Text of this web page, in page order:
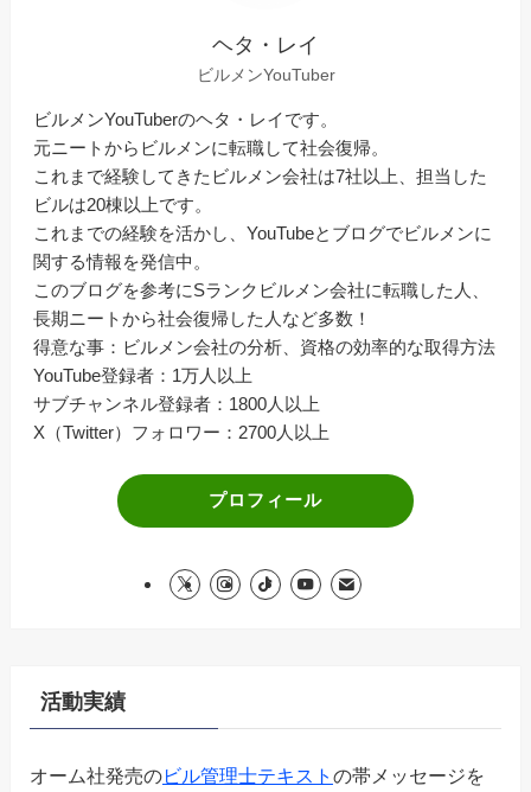
ヘタ・レイ
ビルメンYouTuber
ビルメンYouTuberのヘタ・レイです。
元ニートからビルメンに転職して社会復帰。
これまで経験してきたビルメン会社は7社以上、担当した
ビルは20棟以上です。
これまでの経験を活かし、YouTubeとブログでビルメンに
関する情報を発信中。
このブログを参考にSランクビルメン会社に転職した人、
長期ニートから社会復帰した人など多数！
得意な事：ビルメン会社の分析、資格の効率的な取得方法
YouTube登録者：1万人以上
サブチャンネル登録者：1800人以上
X（Twitter）フォロワー：2700人以上
プロフィール
活動実績
オーム社発売のビル管理士テキスト の帯メッセージを